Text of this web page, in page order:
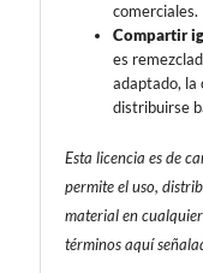
comerciales.
Compartir
es
adaptado, la
distribuirse
Esta licencia es de
permite el uso,
material en
términos aquí